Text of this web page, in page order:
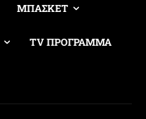
ΜΠΑΣΚΕΤ
TV ΠΡΟΓΡΑΜΜΑ